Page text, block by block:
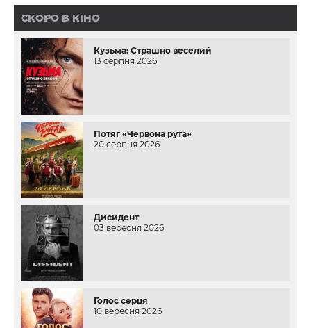
СКОРО В КІНО
Кузьма: Страшно веселий
13 серпня 2026
Потяг «Червона рута»
20 серпня 2026
Дисидент
03 вересня 2026
Голос серця
10 вересня 2026